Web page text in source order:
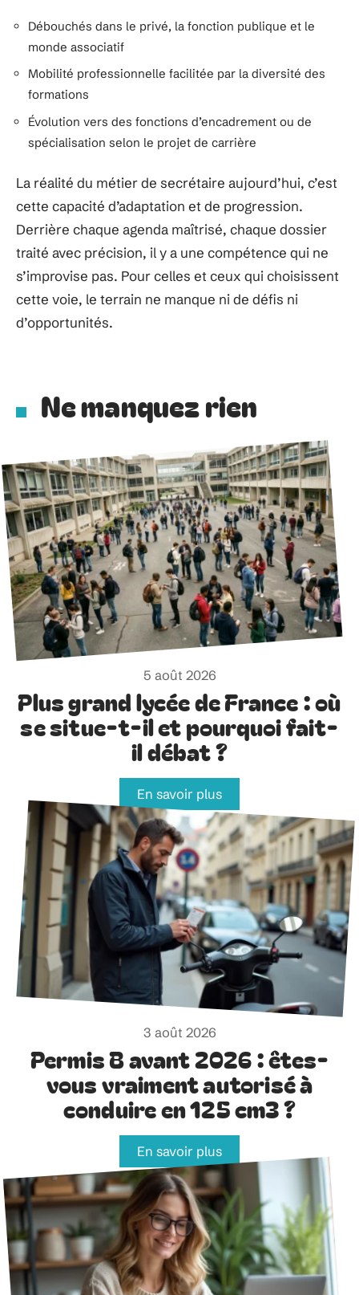
Débouchés dans le privé, la fonction publique et le
monde associatif
Mobilité professionnelle facilitée par la diversité des
formations
Évolution vers des fonctions d’encadrement ou de
spécialisation selon le projet de carrière
La réalité du métier de secrétaire aujourd’hui, c’est
cette capacité d’adaptation et de progression.
Derrière chaque agenda maîtrisé, chaque dossier
traité avec précision, il y a une compétence qui ne
s’improvise pas. Pour celles et ceux qui choisissent
cette voie, le terrain ne manque ni de défis ni
d’opportunités.
Ne manquez rien
5 août 2026
Plus grand lycée de France : où
se situe-t-il et pourquoi fait-
il débat ?
En savoir plus
3 août 2026
Permis B avant 2026 : êtes-
vous vraiment autorisé à
conduire en 125 cm3 ?
En savoir plus